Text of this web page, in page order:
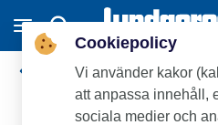
Tillbehör luft/
Cookiepolicy
Vi använder kakor
att anpassa innehåll,
sociala medier och